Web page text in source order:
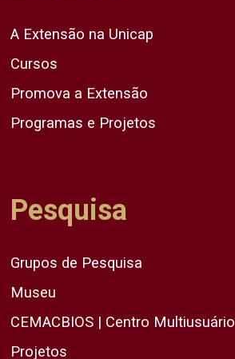
A Extensão na Unicap
Cursos
Promova a Extensão
Programas e Projetos
Pesquisa
Grupos de Pesquisa
Museu
CEMACBIOS | Centro Multiusuário
Projetos